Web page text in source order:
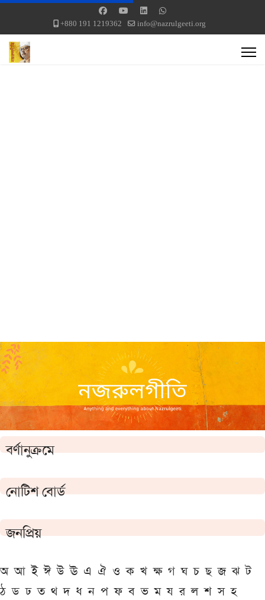
+880 191 1219362 info@nazrulgeeti.org
বর্ণানুক্রমে
নোটিশ বোর্ড
জনপ্রিয়
অ আ ই ঈ উ ঊ এ ঐ ও ক খ ক্ষ গ ঘ চ ছ জ ঝ ট
ঠ ড ঢ ত থ দ ধ ন প ফ ব ভ ম য র ল শ স হ